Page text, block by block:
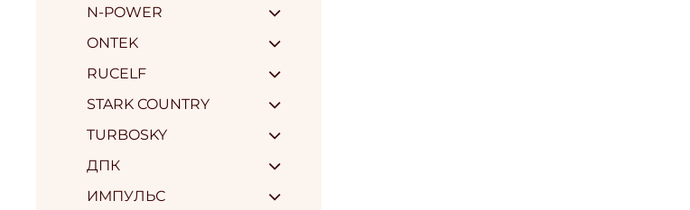
N-POWER
ONTEK
RUCELF
STARK COUNTRY
TURBOSKY
ДПК
ИМПУЛЬС